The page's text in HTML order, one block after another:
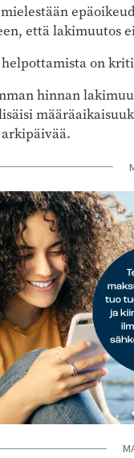
että lakimuutos
on
hinnan